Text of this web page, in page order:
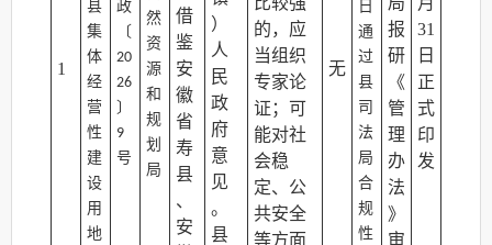
1
县
集
体
经
营
性
建
设
用
地
政
〔
20
26
〕
9
号
然
资
源
和
规
划
局
借
鉴
安
徽
省
寿
县
、
安
）
人
民
政
府
意
见
。
县
的，应
当组织
专家论
证；可
能对社
会稳
定、公
共安全
等方面
无
日
通
过
县
司
法
局
合
规
性
报
研
《
管
理
办
法
》
审
31
日
正
式
印
发